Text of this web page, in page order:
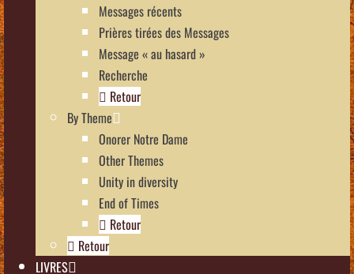
Messages récents
Prières tirées des Messages
Message « au hasard »
Recherche
Retour
By Theme
Onorer Notre Dame
Other Themes
Unity in diversity
End of Times
Retour
Retour
LIVRES